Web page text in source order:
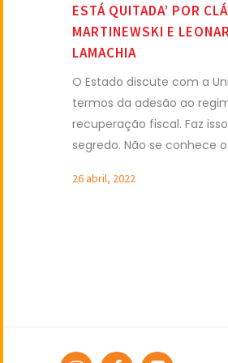
ESTÁ QUITADA’ POR
MARTINEWSKI E
LAMACHIA
O Estado discute com a
termos da adesão ao
recuperação fiscal. Faz
segredo. Não se conhece
26 abril, 2022